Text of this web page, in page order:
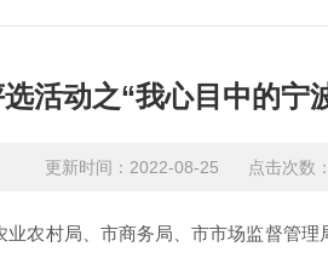
活动之“我心目中的宁
更新时间：2022-08-25 点击次数
村局、市商务局、市市场监督管理